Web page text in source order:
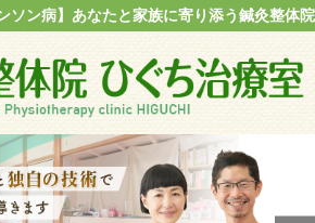
ソン病】あなたと家族に寄り添う鍼灸整体院